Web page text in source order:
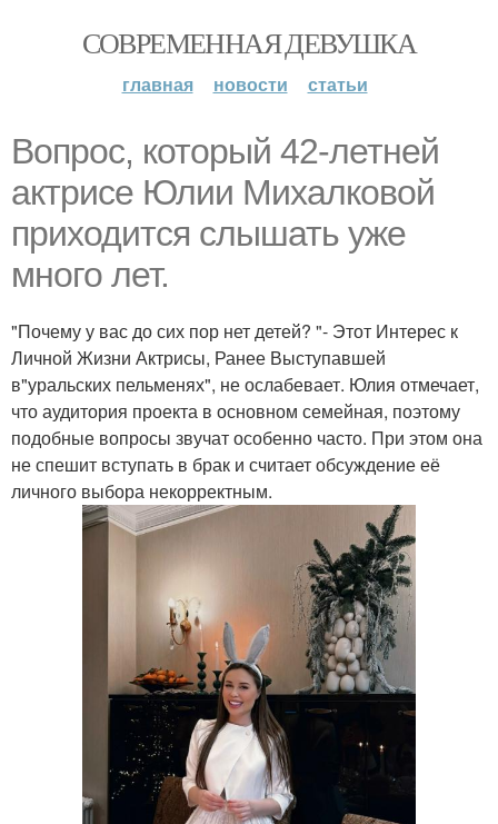
СОВРЕМЕННАЯ ДЕВУШКА
главная новости статьи
Вопрос, который 42-летней
актрисе Юлии Михалковой
приходится слышать уже
много лет.
"Почему у вас до сих пор нет детей? "- Этот Интерес к
Личной Жизни Актрисы, Ранее Выступавшей
в"уральских пельменях", не ослабевает. Юлия отмечает,
что аудитория проекта в основном семейная, поэтому
подобные вопросы звучат особенно часто. При этом она
не спешит вступать в брак и считает обсуждение её
личного выбора некорректным.